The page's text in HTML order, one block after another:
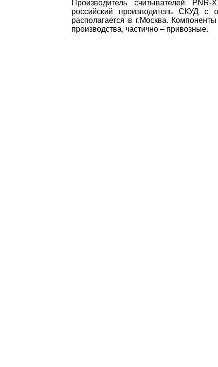
Производитель считывателей
российский производитель СКУД с
располагается в г.Москва.
производства, частично – привозные.